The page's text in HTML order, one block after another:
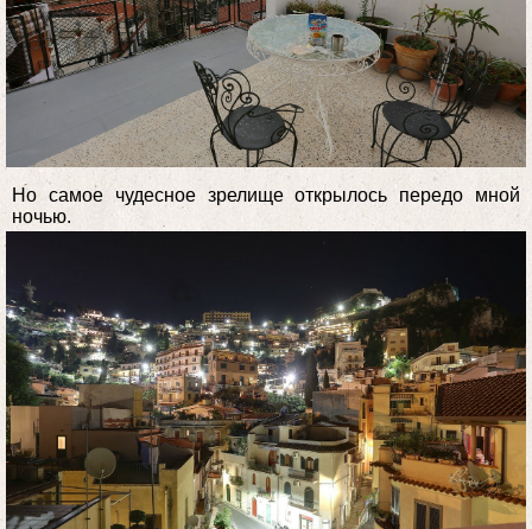
Но самое чудесное зрелище открылось передо мной
ночью.